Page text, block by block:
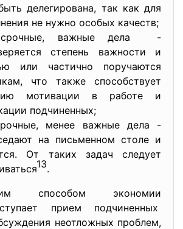
делегирована, так как для
не нужно особых качеств;
важные дела -
степень важности и
или частично поручаются
что также способствует
мотивации в работе и
подчиненных;
менее важные дела -
на письменном столе и
От таких задач следует
13.
способом экономии
прием подчиненных
неотложных проблем,